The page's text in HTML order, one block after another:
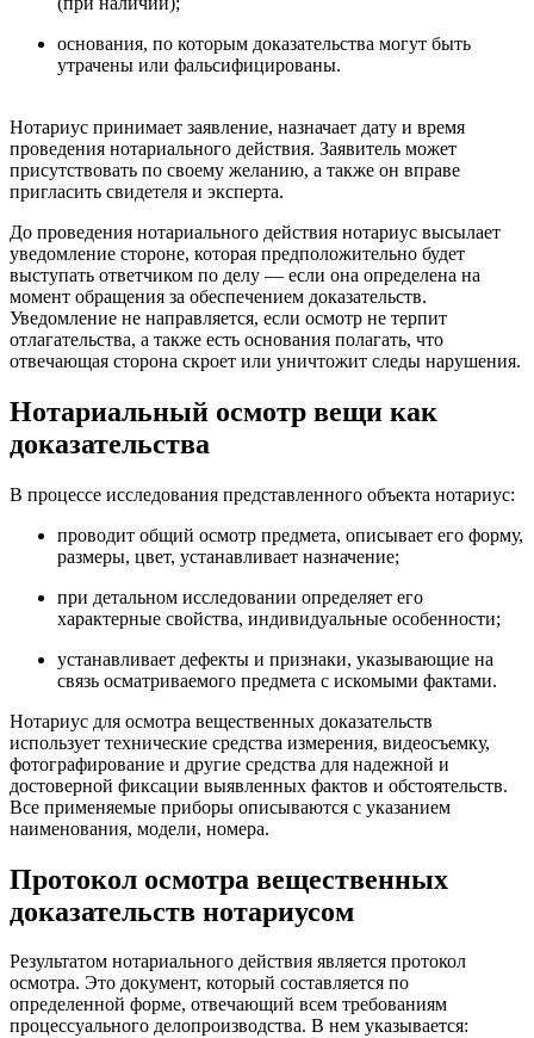
основания, по которым доказательства могут быть
утрачены или фальсифицированы.
Нотариус принимает заявление, назначает дату и время
проведения нотариального действия. Заявитель может
присутствовать по своему желанию, а также он вправе
пригласить свидетеля и эксперта.
До проведения нотариального действия нотариус высылает
уведомление стороне, которая предположительно будет
выступать ответчиком по делу — если она определена на
момент обращения за обеспечением доказательств.
Уведомление не направляется, если осмотр не терпит
отлагательства, а также есть основания полагать, что
отвечающая сторона скроет или уничтожит следы нарушения.
Нотариальный осмотр вещи как
доказательства
В процессе исследования представленного объекта нотариус:
проводит общий осмотр предмета, описывает его форму,
размеры, цвет, устанавливает назначение;
при детальном исследовании определяет его
характерные свойства, индивидуальные особенности;
устанавливает дефекты и признаки, указывающие на
связь осматриваемого предмета с искомыми фактами.
Нотариус для осмотра вещественных доказательств
использует технические средства измерения, видеосъемку,
фотографирование и другие средства для надежной и
достоверной фиксации выявленных фактов и обстоятельств.
Все применяемые приборы описываются с указанием
наименования, модели, номера.
Протокол осмотра вещественных
доказательств нотариусом
Результатом нотариального действия является протокол
осмотра. Это документ, который составляется по
определенной форме, отвечающий всем требованиям
процессуального делопроизводства. В нем указывается: